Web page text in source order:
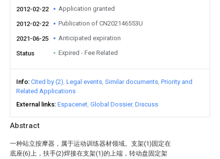
Abstract
一种站立按摩器，属于运动训练器材领域。支架(1)固定在
底座(6)上，扶手(2)焊接在支架(1)的上端，转动盘固定架
2012-02-22 Application granted
2012-02-22 Publication of CN202146553U
2021-06-25 Anticipated expiration
Status Expired - Fee Related
Info Cited by (2) Legal events Similar documents Priority and
Related Applications
External links Espacenet Global Dossier Discuss